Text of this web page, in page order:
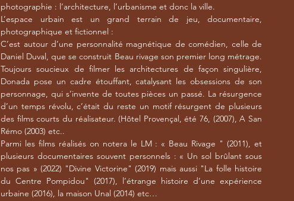
photographie : l’architecture, l’urbanisme et donc la ville.
L’espace urbain est un grand terrain de jeu, documentaire,
photographique et fictionnel :
C’est autour d’une personnalité magnétique de comédien, celle de
Daniel Duval, que se construit Beau rivage son premier long métrage.
Toujours soucieux de filmer les architectures de façon singulière,
Donada pose un cadre étouffant, catalysant les obsessions de son
personnage, qui s’invente de toutes pièces un passé. La résurgence
d’un temps révolu, c’était du reste un motif résurgent de plusieurs
des films courts du réalisateur. (Hôtel Provençal, été 76, (2007), A San
Rémo (2003) etc..
Parmi les films réalisés on notera le LM : « Beau Rivage " (2011), et
plusieurs documentaires souvent personnels : « Un sol brûlant sous
nos pas » (2022) "Divine Victorine" (2019) mais aussi "La folle histoire
du Centre Pompidou" (2017), l’étrange histoire d’une expérience
urbaine (2016), la maison Unal (2014) etc…